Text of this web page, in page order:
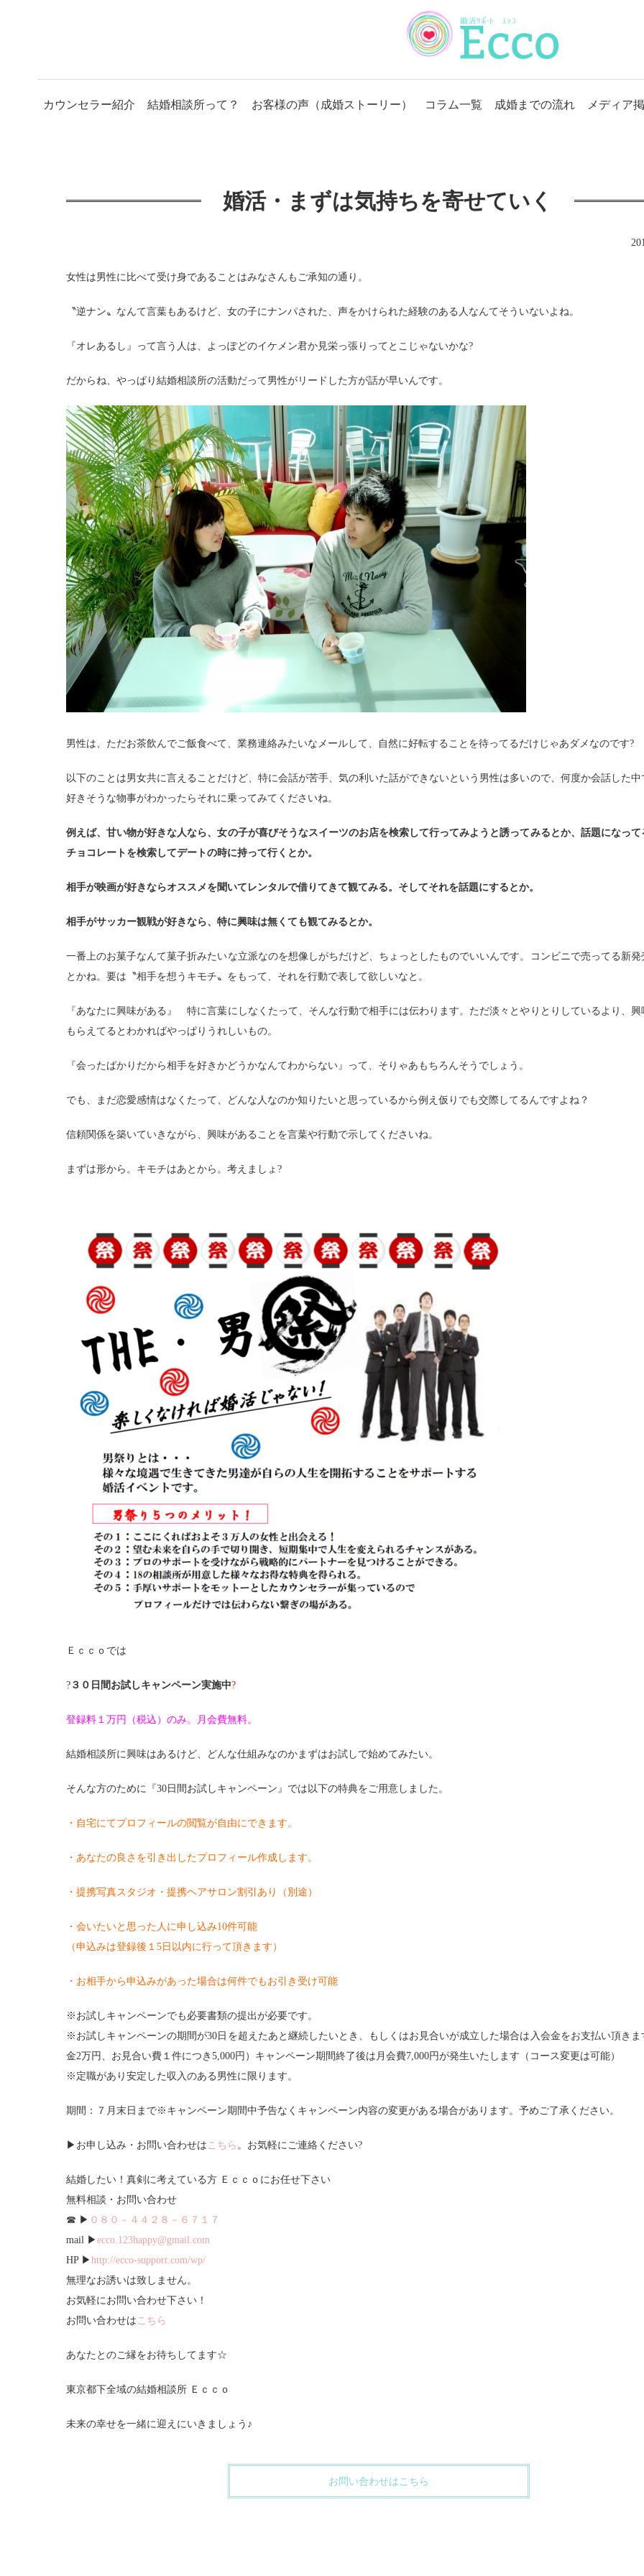
カウンセラー紹介 結婚相談所って？ お客様の声（成婚ストーリー） コラム一覧 成婚までの流れ メディア
婚活・まずは気持ちを寄せていく
女性は男性に比べて受け身であることはみなさんもご承知の通り。
〝逆ナン〟なんて言葉もあるけど、女の子にナンパされた、声をかけられた経験のある人なんてそういないよね。
『オレあるし』って言う人は、よっぽどのイケメン君か見栄っ張りってとこじゃないかな?
だからね、やっぱり結婚相談所の活動だって男性がリードした方が話が早いんです。
男性は、ただお茶飲んでご飯食べて、業務連絡みたいなメールして、自然に好転することを待ってるだけじゃあダメなのです?
以下のことは男女共に言えることだけど、特に会話が苦手、気の利いた話ができないという男性は多いので、何度か会話した中
好きそうな物事がわかったらそれに乗ってみてくださいね。
例えば、甘い物が好きな人なら、女の子が喜びそうなスイーツのお店を検索して行ってみようと誘ってみるとか、話題になって
チョコレートを検索してデートの時に持って行くとか。
相手が映画が好きならオススメを聞いてレンタルで借りてきて観てみる。そしてそれを話題にするとか。
相手がサッカー観戦が好きなら、特に興味は無くても観てみるとか。
一番上のお菓子なんて菓子折みたいな立派なのを想像しがちだけど、ちょっとしたものでいいんです。コンビニで売ってる新発
とかね。要は〝相手を想うキモチ〟をもって、それを行動で表して欲しいなと。
『あなたに興味がある』 特に言葉にしなくたって、そんな行動で相手には伝わります。ただ淡々とやりとりしているより、興
もらえてるとわかればやっぱりうれしいもの。
『会ったばかりだから相手を好きかどうかなんてわからない』って、そりゃあもちろんそうでしょう。
でも、まだ恋愛感情はなくたって、どんな人なのか知りたいと思っているから例え仮りでも交際してるんですよね？
信頼関係を築いていきながら、興味があることを言葉や行動で示してくださいね。
まずは形から。キモチはあとから。考えましょ?
Ｅｃｃｏでは
? ３０日間お試しキャンペーン実施中?
登録料１万円（税込）のみ。月会費無料。
結婚相談所に興味はあるけど、どんな仕組みなのかまずはお試しで始めてみたい。
そんな方のために『30日間お試しキャンペーン』では以下の特典をご用意しました。
・自宅にてプロフィールの閲覧が自由にできます。
・あなたの良さを引き出したプロフィール作成します。
・提携写真スタジオ・提携ヘアサロン割引あり（別途）
・会いたいと思った人に申し込み10件可能
（申込みは登録後１5日以内に行って頂きます）
・お相手から申込みがあった場合は何件でもお引き受け可能
※お試しキャンペーンでも必要書類の提出が必要です。
※お試しキャンペーンの期間が30日を超えたあと継続したいとき、もしくはお見合いが成立した場合は入会金をお支払い頂きま
金2万円、お見合い費１件につき5,000円）キャンペーン期間終了後は月会費7,000円が発生いたします（コース変更は可能）
※定職があり安定した収入のある男性に限ります。
期間：７月末日まで※キャンペーン期間中予告なくキャンペーン内容の変更がある場合があります。予めご了承ください。
▶お申し込み・お問い合わせは こちら 。お気軽にご連絡ください?
結婚したい！真剣に考えている方 Ｅｃｃｏにお任せ下さい
無料相談・お問い合わせ
☎ ▶ ０８０－４４２８－６７１７
mail ▶ ecco.123happy@gmail.com
HP ▶ http://ecco-support.com/wp/
無理なお誘いは致しません。
お気軽にお問い合わせ下さい！
お問い合わせは こちら
あなたとのご縁をお待ちしてます☆
東京都下全域の結婚相談所 Ｅｃｃｏ
未来の幸せを一緒に迎えにいきましょう♪
お問い合わせはこちら